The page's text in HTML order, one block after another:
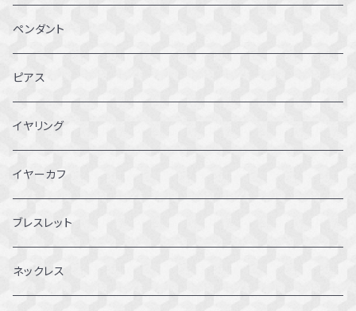
1～1.5号
2～2.5号
3~3.5号
4～4.5号
5～5.5号
6～6.5号
ペンダント
ピアス
イヤリング
イヤーカフ
ブレスレット
ネックレス